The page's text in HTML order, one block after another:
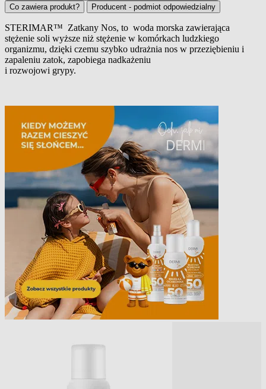
Co zawiera produkt?
Producent - podmiot odpowiedzialny
Opis produktu
STERIMAR™ Zatkany Nos, to woda morska zawierająca
stężenie soli wyższe niż stężenie w komórkach ludzkiego
organizmu, dzięki czemu szybko udrażnia nos w przeziębieniu i
zapaleniu zatok, zapobiega nadkażeniu
i rozwojowi grypy.